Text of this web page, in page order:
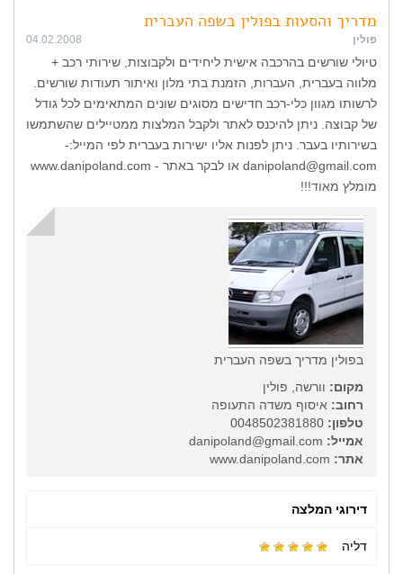
מדריך והסעות בפולין בשפה העברית
פולין 04.02.2008
טיולי שורשים בהרכבה אישית ליחידים ולקבוצות, שירותי רכב +
מלווה בעברית, העברות, הזמנת בתי מלון ואיתור תעודות שורשים.
לרשותו מגוון כלי-רכב חדישים מסוגים שונים המתאימים לכל גודל
של קבוצה. ניתן להיכנס לאתר ולקבל המלצות ממטיילים שהשתמשו
בשירותיו בעבר. ניתן לפנות אליו ישירות בעברית לפי המייל:-
danipoland@gmail.com או לבקר באתר - www.danipoland.com
מומלץ מאוד!!!
בפולין מדריך בשפה העברית
מקום: וורשה, פולין
רחוב: איסוף משדה התעופה
טלפון:
אמייל:
אתר:
דירוגי המלצה
דליה